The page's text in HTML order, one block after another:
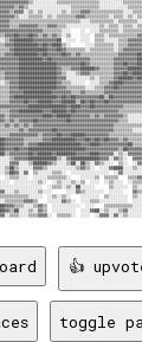
👍
toggle